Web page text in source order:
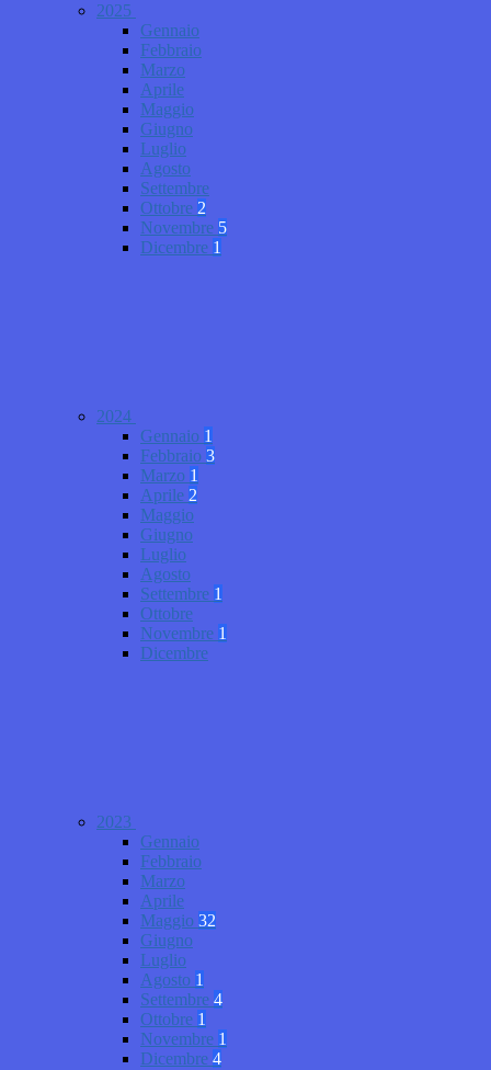
2025
Gennaio
Febbraio
Marzo
Aprile
Maggio
Giugno
Luglio
Agosto
Settembre
Ottobre 2
Novembre 5
Dicembre 1
2024
Gennaio 1
Febbraio 3
Marzo 1
Aprile 2
Maggio
Giugno
Luglio
Agosto
Settembre 1
Ottobre
Novembre 1
Dicembre
2023
Gennaio
Febbraio
Marzo
Aprile
Maggio 32
Giugno
Luglio
Agosto 1
Settembre 4
Ottobre 1
Novembre 1
Dicembre 4